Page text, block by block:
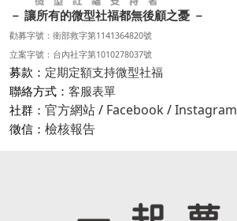
－ 讓所有的微型社福都無後顧之憂 －
勸募字號：衛部救字第1141364820號
立案字號：台內社字第1010278037號
募款： 定期定額支持微型社福
聯絡方式： 客服表單
社群： 官方網站/ Facebook/Instagram
徵信： 檢核報告